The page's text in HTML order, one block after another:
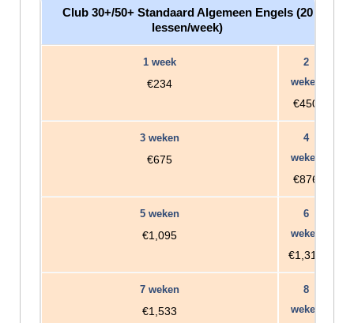
Club 30+/50+ Standaard Algemeen Engels (20
lessen/week)
€234
€450
€675
€876
€1,095
€1,314
€1,533